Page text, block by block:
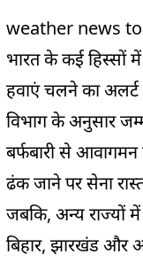
weather news
भारत के कई हिस्सों
हवाएं चलने का अलर्ट
विभाग के अनुसार
बर्फबारी से
ढंक जाने पर सेना
जबकि, अन्य राज्यों
बिहार, झारखंड और